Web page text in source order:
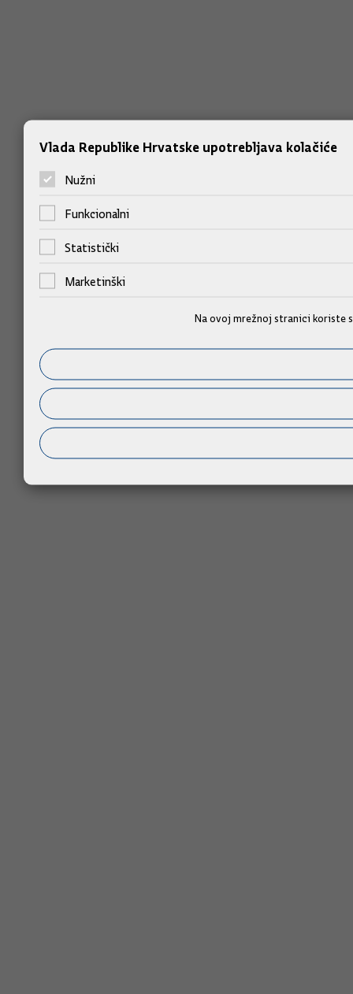
Vlada Republike Hrvatske upotrebljava kolačiće
Nužni
Funkcionalni
Statistički
Marketinški
Na ovoj mrežnoj stranici koriste